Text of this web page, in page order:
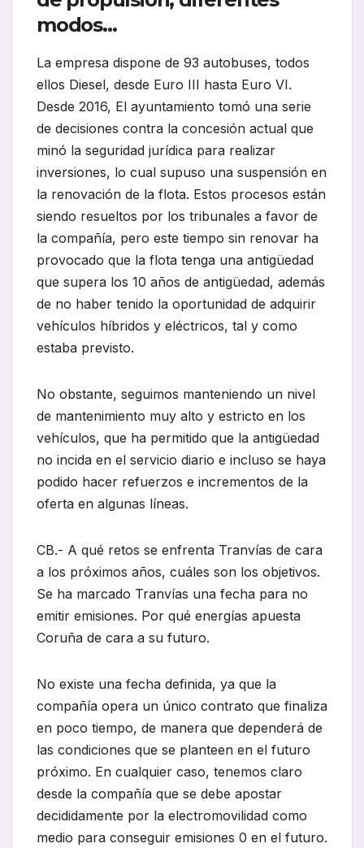
modos…
La empresa dispone de 93 autobuses, todos
ellos Diesel, desde Euro III hasta Euro VI.
Desde 2016, El ayuntamiento tomó una serie
de decisiones contra la concesión actual que
minó la seguridad jurídica para realizar
inversiones, lo cual supuso una suspensión en
la renovación de la flota. Estos procesos están
siendo resueltos por los tribunales a favor de
la compañía, pero este tiempo sin renovar ha
provocado que la flota tenga una antigüedad
que supera los 10 años de antigüedad, además
de no haber tenido la oportunidad de adquirir
vehículos híbridos y eléctricos, tal y como
estaba previsto.
No obstante, seguimos manteniendo un nivel
de mantenimiento muy alto y estricto en los
vehículos, que ha permitido que la antigüedad
no incida en el servicio diario e incluso se haya
podido hacer refuerzos e incrementos de la
oferta en algunas líneas.
CB.- A qué retos se enfrenta Tranvías de cara
a los próximos años, cuáles son los objetivos.
Se ha marcado Tranvías una fecha para no
emitir emisiones. Por qué energías apuesta
Coruña de cara a su futuro.
No existe una fecha definida, ya que la
compañía opera un único contrato que finaliza
en poco tiempo, de manera que dependerá de
las condiciones que se planteen en el futuro
próximo. En cualquier caso, tenemos claro
desde la compañía que se debe apostar
decididamente por la electromovilidad como
medio para conseguir emisiones 0 en el futuro.